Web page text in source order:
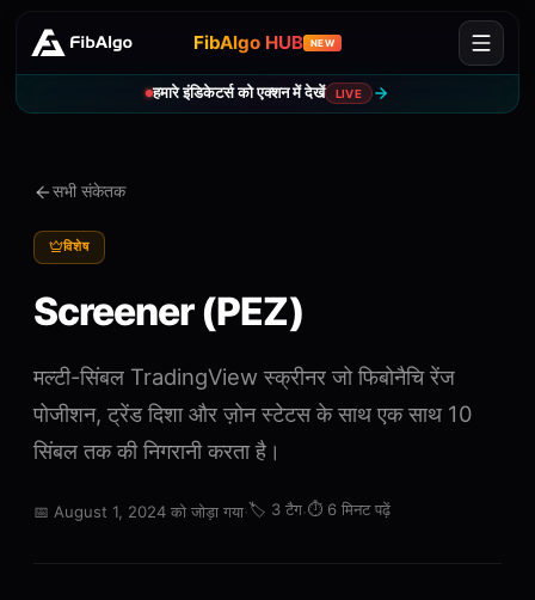
FibAlgo HUB NEW
हमारे इंडिकेटर्स को एक्शन में देखें LIVE
सभी संकेतक
विशेष
Screener (PEZ)
मल्टी-सिंबल TradingView स्क्रीनर जो फिबोनैचि रेंज
पोजीशन, ट्रेंड दिशा और ज़ोन स्टेटस के साथ एक साथ 10
सिंबल तक की निगरानी करता है।
📅 August 1, 2024 को जोड़ा गया·🏷️ 3 टैग·⏱️ 6 मिनट पढ़ें